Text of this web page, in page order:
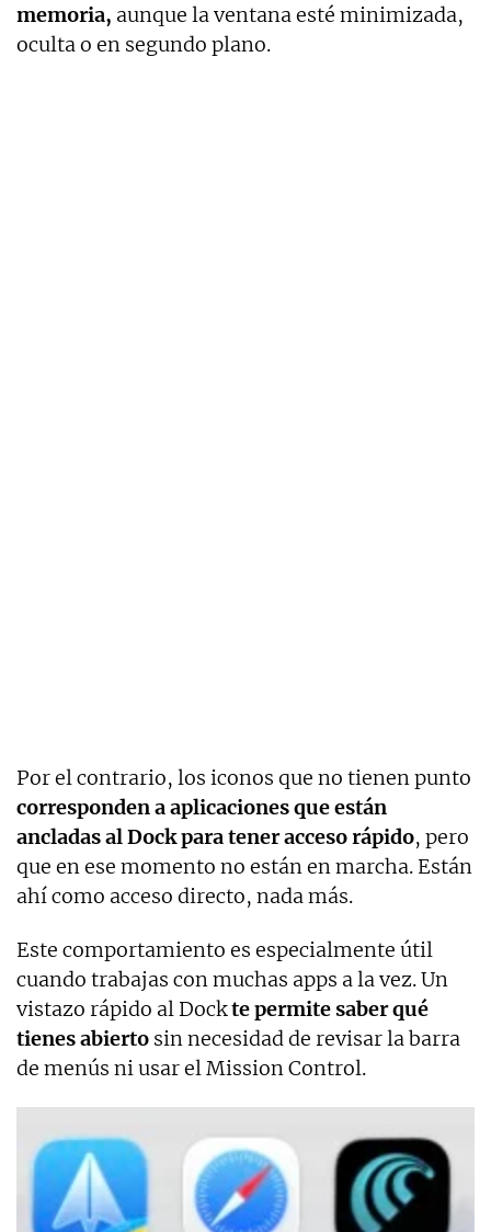
memoria, aunque la ventana esté minimizada,
oculta o en segundo plano.
Por el contrario, los iconos que no tienen punto
corresponden a aplicaciones que están
ancladas al Dock para tener acceso rápido, pero
que en ese momento no están en marcha. Están
ahí como acceso directo, nada más.
Este comportamiento es especialmente útil
cuando trabajas con muchas apps a la vez. Un
vistazo rápido al Dockte permite saber qué
tienes abierto sin necesidad de revisar la barra
de menús ni usar el Mission Control.